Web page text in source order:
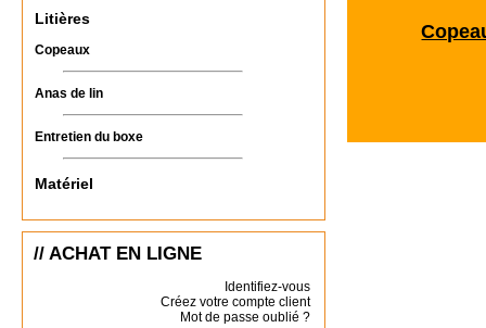
Litières
Copeaux
Anas de lin
Entretien du boxe
Matériel
// ACHAT EN LIGNE
Identifiez-vous
Créez votre compte client
Mot de passe oublié ?